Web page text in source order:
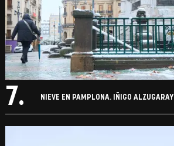
7. NIEVE EN PAMPLONA. IÑIGO ALZUGARAY